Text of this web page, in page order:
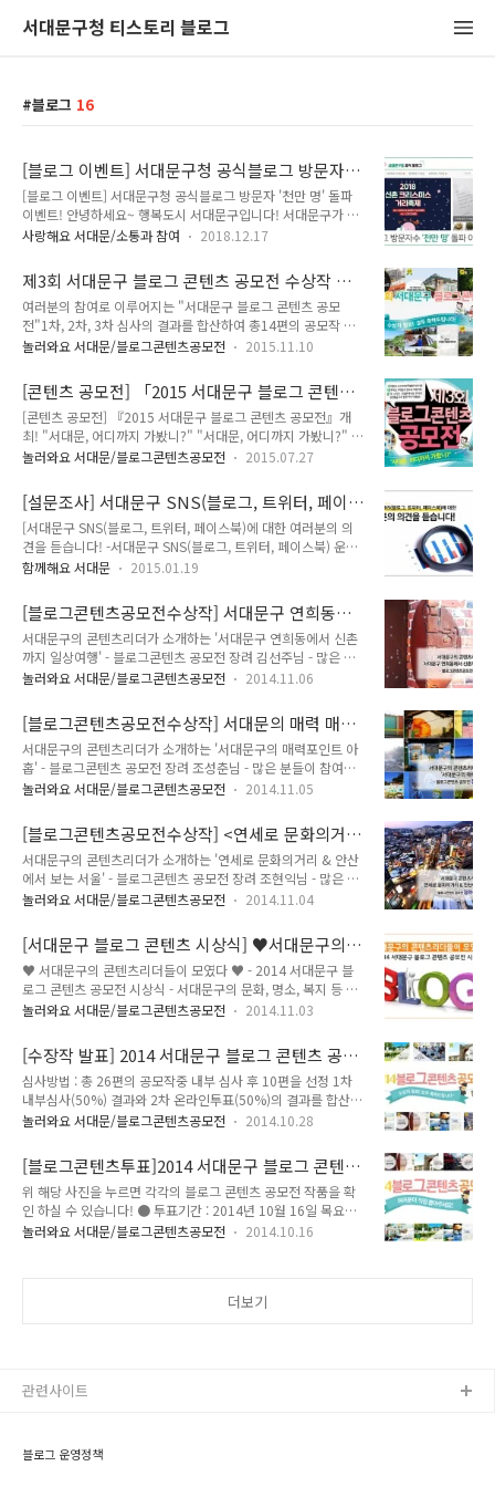
서대문구청 티스토리 블로그
블로그 16
[블로그 이벤트] 서대문구청 공식블로그 방문자
'천만 명' 돌파 이벤트!
[블로그 이벤트] 서대문구청 공식블로그 방문자 '천만 명' 돌파
이벤트! 안녕하세요~ 행복도시 서대문구입니다! 서대문구가 공
식 운영하고 있는 티스토리 블로그가 지난 11월 14일을 맞아 누
그는 지난 2011년 개설해 올해로 8년째를 맞이했습니다. 블로
그를 방문하는 모든 분들께 서대문구의 정책, 문화행사, 생활정
보, 맛집, 꿀팁 등 보다 유익한 소식과 정보를 알려드리기 위해
매일 매일 노력해 왔는데요. 많은 분들께서 서대문구청 공식 블
로그를 아끼고 사랑해주신 덕분이라고 생각합니다. 감사해요!
러분의 취재가 있었기에 가능했습니다. 서대문구 블로그를 아끼
고 사랑해주신 모든 분들께 진심으로..
사랑해요 서대문/소통과 참여 2018.12.17
제3회 서대문구 블로그 콘텐츠 공모전 수상작 발
표 "모두 축하드려요"
여러분의 참여로 이루어지는 "서대문구 블로그 콘텐츠 공모
전"1차, 2차, 3차 심사의 결과를 합산하여 총14편의 공모작 중
최종 6편이 선정되었어요~서대문을 사랑해주시는 여러분의 마
작품 : 서대문구 가볼만한 곳 모두 모여라, best9 우수 작품 : 아
는 만큼 보인다 "서대문형무소역사관" 견학 우수 작품 : 서대문
형무소역사관 - 광복 70주년을 맞아 서울 가볼만한 곳 장려 작품
: 서울 벽화마을 여행 '홍제동 개미마을 장려 작품 : 2015 서대문
독립민주축제 후기 장려 작품 : 서대문구 대표 힐링 명소 안산 숲
전도 성공적으로 마쳤답니다. 아쉽게 수상하지 못한 여러분께도
진심으로..
놀러와요 서대문/블로그콘텐츠공모전 2015.11.10
[콘텐츠 공모전] 「2015 서대문구 블로그 콘텐츠
공모전」개최! "서대문, 어디까지 가봤니?"
[콘텐츠 공모전] 『2015 서대문구 블로그 콘텐츠 공모전』개
최! "서대문, 어디까지 가봤니?" "서대문, 어디까지 가봤니?" 드
디어! 제3회 블로그 콘텐츠 공모전을 개최합니다!! 서대문의 소
문득 스치는 서대문에서의 추억과 감성들을 우리 함께 이야기 해
봐요! 올해도 여러분의 호응에 힘입어 다시 찾아오게 되었답니
다. 여러분이 직접 서대문의 명소, 구정, 맛집, 숨은 곳, 미담 사례
등 알릴 수 있는 기회! 많은 분들께 알리고 싶은 그 마음 『제3회
서대문구 블로그 콘텐츠 공모전』에서 펼쳐주세요! 2014년 수
상작들을 만날 수 있어요▼ 이번 공모전에는 서대문의 어떤 모
습이 담길지 너무 ..
놀러와요 서대문/블로그콘텐츠공모전 2015.07.27
[설문조사] 서대문구 SNS(블로그, 트위터, 페이
스북)에 대한 여러분의 의견을 듣습니다!
[서대문구 SNS(블로그, 트위터, 페이스북)에 대한 여러분의 의
견을 듣습니다! -서대문구 SNS(블로그, 트위터, 페이스북) 운영
에 관한 온라인 설문조사- 여러분의 목소리를 듣고 함께하는 서
노력하고 고민하는 지기!! 알고계시죠??^^ 여러분에게 더 가까
이 가고자 설문조사를 실시합니다! 여러분의 많은 참여가 지기
를 힘내게 해준다는 사실 잊지 마세요!! 많은 참여 부탁드립니
다!!! 설문조사 기간은 1월 30일까지! 2주동안 많은 참여를 바라
는 마음입니다! 로드 중...
함께해요 서대문 2015.01.19
[블로그콘텐츠공모전수상작] 서대문구 연희동에
서 신촌까지 '일상여행'
서대문구의 콘텐츠리더가 소개하는 '서대문구 연희동에서 신촌
까지 일상여행' - 블로그콘텐츠 공모전 장려 김선주님 - 많은 분
들이 참여하여주시고 사랑해주신 2014 서대문구 블로그 콘텐츠
는 시간!♥ 오늘은 장려 작품(김선주님)의 '서대문구 연희동에서
신촌까지 '일상여행''을 소개하겠습니다!^^ 김선주님의 콘텐츠
는 연희동에서 신촌까지 도보여행을 하며 바라보는 서대문구 구
석구석의 일상이야기입니다. 연희동에서 시작된 여행은 신촌 연
세로까지 이어진답니다. 누구에게는 일상으로 다가오는 공간이
빠져들게 만드는 일상사진을 통해 작가님의 여행길에 나타난 가
게들의 정보와, 가게들의 모습이 담겨있답니다...
놀러와요 서대문/블로그콘텐츠공모전 2014.11.06
[블로그콘텐츠공모전수상작] 서대문의 매력 매력
포인트 아홉
서대문구의 콘텐츠리더가 소개하는 '서대문구의 매력포인트 아
홉' - 블로그콘텐츠 공모전 장려 조성춘님 - 많은 분들이 참여하
여주시고 사랑해주신 2014 서대문구 블로그 콘텐츠 공모전! 소
오늘은 장려 작품(조성춘님)의 '서대문의 매력포인트 아홉'을 소
개하겠습니다!^^ 조성춘님의 콘텐츠는 서대문구에 있는 9곳, 서
대문형무소역사관, 서대문 독립공원, 서대문안산 자락길, 서대문
봉원사, 서대문 자연사박물관, 인왕시장, 홍제동 개미마을, 홍제
천변 걷기코스, 불광천변 걷기코스에 대하여 한번쯤 가보고 싶게
히 글에 뭍어 있습니다. 서대문구을 잘 모르시는 분에게 서대문
구의 매력을 여행을 통하여 전달해..
놀러와요 서대문/블로그콘텐츠공모전 2014.11.05
[블로그콘텐츠공모전수상작] <연세로 문화의거리
&안산에서 보는 서울>
서대문구의 콘텐츠리더가 소개하는 '연세로 문화의거리 & 안산
에서 보는 서울' - 블로그콘텐츠 공모전 장려 조현익님 - 많은 분
들이 참여하여주시고 사랑해주신 2014 서대문구 블로그 콘텐츠
는 시간!♥ 오늘은 장려 작품(조현익님)의 '연세로 문화의거리 &
안산에서 보는 서울'을 소개하겠습니다!^^ 조현익님의 콘텐츠
는 신촌역에서 연세대학교 정문까지 이르는 연세로 문화의 거리
에서 열린 신촌 물총축제와 월드컵 경기 거리응원 등 신촌 연세
로만이 갖고 있는 문화행사를 통해 역동성와 활기를 생생하게 보
울의 여러 모습과 불꽃축제를 바라보는 멋진 전경을 통하여 서대
문안산이 얼마나 멋진 곳인지 소개하고 있..
놀러와요 서대문/블로그콘텐츠공모전 2014.11.04
[서대문구 블로그 콘텐츠 시상식] ♥서대문구의
콘텐츠 리더들이 모였다!!♥
♥ 서대문구의 콘텐츠리더들이 모였다 ♥ - 2014 서대문구 블
로그 콘텐츠 공모전 시상식 - 서대문구의 문화, 명소, 복지 등 구
정 전반을 소재로 온라인 통하여 서대문구의 재미난 소재와 이야
로써 서대문구의 자랑거리를 구민과 함께 널리 홍보하고자 개최
했던 2014 서대문구 블로그 콘텐츠 공모전 시상식이 10월 31
일에 열렸습니다. 수상자분들 모두모두 축하드립니다!!! - 일 시 :
2014년 10월 31일 금요일 오후 3시 - 장 소 : 서대문구청 부구
청장실 - 수상자 최우수작품 · 유현준 "[서대문 정보] 서대문에
어서 다양한 명소를 만나는 서대문구속으로" · 김승화 "서대문
가..
놀러와요 서대문/블로그콘텐츠공모전 2014.11.03
[수장작 발표] 2014 서대문구 블로그 콘텐츠 공모
전 수상작 발표
심사방법 : 총 26편의 공모작중 내부 심사 후 10편을 선정 1차
내부심사(50%) 결과와 2차 온라인투표(50%)의 결과를 합산함
- 그림을 클릭하시면 해당 콘텐츠를 확인하실 수 있습니다.
놀러와요 서대문/블로그콘텐츠공모전 2014.10.28
[블로그콘텐츠투표]2014 서대문구 블로그 콘텐츠
공모전 여러분이 직접 뽑아주세요!
위 해당 사진을 누르면 각각의 블로그 콘텐츠 공모전 작품을 확
인 하실 수 있습니다! ● 투표기간 : 2014년 10월 16일 목요일
부터 10월 24일 금요일까지 총 10편의 공모전 작품 중 두 개의
놀러와요 서대문/블로그콘텐츠공모전 2014.10.16
더보기
블로그 운영정책
관련사이트